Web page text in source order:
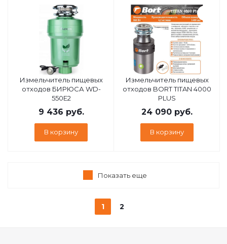
Измельчитель пищевых
отходов БИРЮСА WD-
550E2
9 436 руб.
В корзину
Измельчитель пищевых
отходов BORT TITAN 4000
PLUS
24 090 руб.
В корзину
Показать еще
1 2